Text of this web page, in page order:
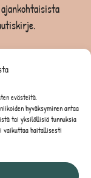
evästeitä,
hyväksyminen antaa
tai yksilöllisiä tunnuksia
vaikuttaa haitallisesti